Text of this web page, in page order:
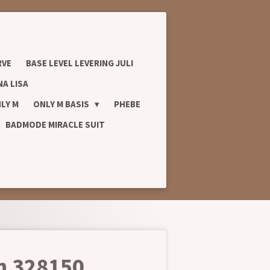
BASE LEVEL LEVERING JULI
LISA
M
ONLY M BASIS
PHEBE
BADMODE MIRACLE SUIT